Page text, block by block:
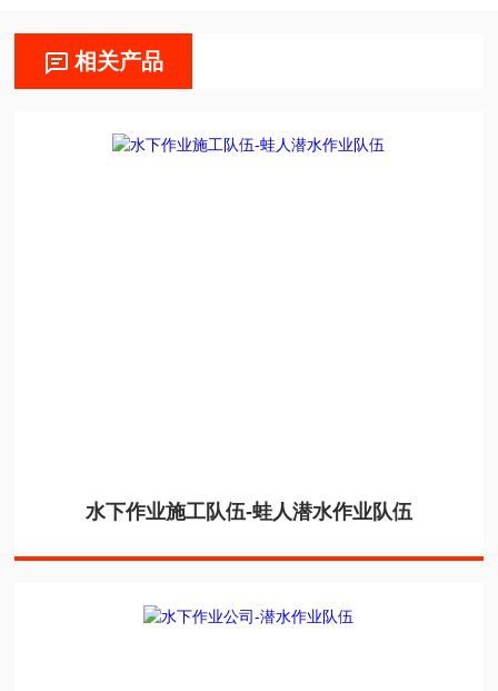
相关产品
水下作业施工队伍-蛙人潜水作业队伍